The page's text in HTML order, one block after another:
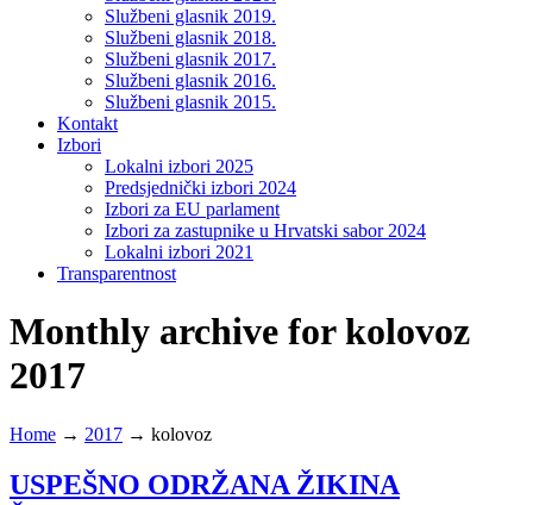
Službeni glasnik 2019.
Službeni glasnik 2018.
Službeni glasnik 2017.
Službeni glasnik 2016.
Službeni glasnik 2015.
Kontakt
Izbori
Lokalni izbori 2025
Predsjednički izbori 2024
Izbori za EU parlament
Izbori za zastupnike u Hrvatski sabor 2024
Lokalni izbori 2021
Transparentnost
Monthly archive for kolovoz
2017
Home → 2017 → kolovoz
USPEŠNO ODRŽANA ŽIKINA